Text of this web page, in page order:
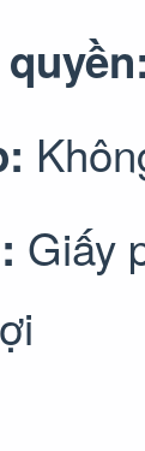
Giấy